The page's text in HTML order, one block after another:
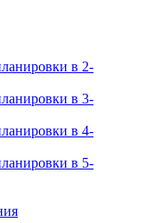
в 2-
в 3-
в 4-
в 5-